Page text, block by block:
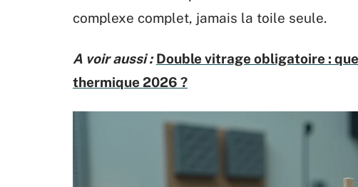
complexe complet, jamais la toile seule.
A voir aussi : Double vitrage obligatoire :
thermique 2026 ?